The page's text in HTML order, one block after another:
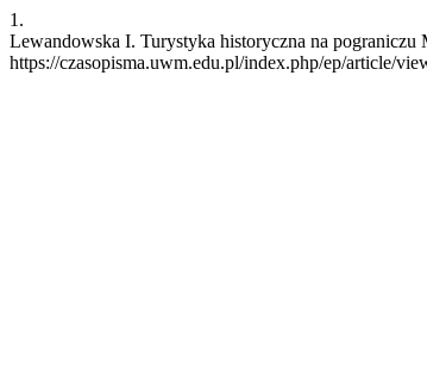
1.
Lewandowska I. Turystyka historyczna na
https://czasopisma.uwm.edu.pl/index.php/ep/article/